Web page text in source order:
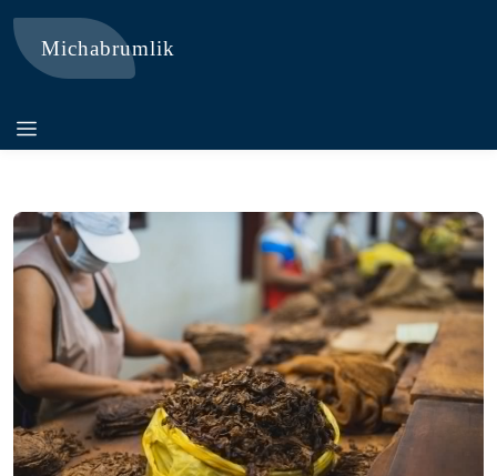
Michabrumlik